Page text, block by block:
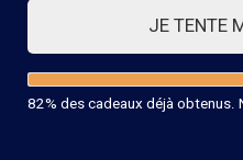
JE TENTE
82% des cadeaux déjà obtenus.